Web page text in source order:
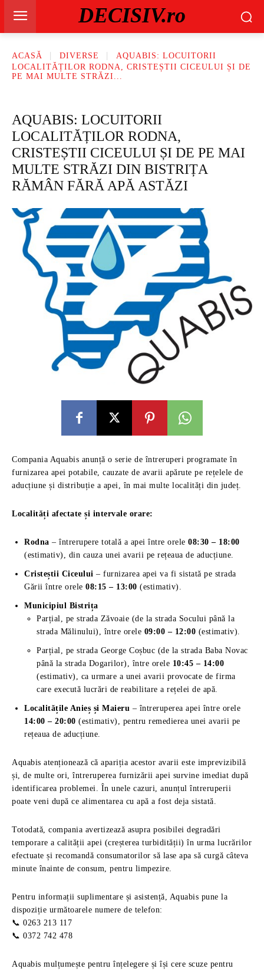
DECISIV.ro
ACASĂ DIVERSE
AQUABIS: LOCUITORII
LOCALITĂȚILOR RODNA, CRISTEȘTII CICEULUI ȘI DE
PE MAI MULTE STRĂZI...
AQUABIS: LOCUITORII
LOCALITĂȚILOR RODNA,
CRISTEȘTII CICEULUI ȘI DE PE MAI
MULTE STRĂZI DIN BISTRIȚA
RĂMÂN FĂRĂ APĂ ASTĂZI
Compania Aquabis anunță o serie de întreruperi programate în
furnizarea apei potabile, cauzate de avarii apărute pe rețelele de
aducțiune și distribuție a apei, în mai multe localități din județ.
Localități afectate și intervale orare:
Rodna – întrerupere totală a apei între orele 08:30 – 18:00
(estimativ), din cauza unei avarii pe rețeaua de aducțiune.
Cristeștii Ciceului – furnizarea apei va fi sistată pe strada
Gării între orele 08:15 – 13:00 (estimativ).
Municipiul Bistrița
Parțial, pe strada Zăvoaie (de la strada Socului până la
strada Mălinului), între orele 09:00 – 12:00 (estimativ).
Parțial, pe strada George Coșbuc (de la strada Baba Novac
până la strada Dogarilor), între orele 10:45 – 14:00
(estimativ), ca urmare a unei avarii provocate de firma
care execută lucrări de reabilitare a rețelei de apă.
Localitățile Anieș și Maieru – întreruperea apei între orele
14:00 – 20:00 (estimativ), pentru remedierea unei avarii pe
rețeaua de aducțiune.
Aquabis atenționează că apariția acestor avarii este imprevizibilă
și, de multe ori, întreruperea furnizării apei survine imediat după
identificarea problemei. În unele cazuri, anunțul întreruperii
poate veni după ce alimentarea cu apă a fost deja sistată.
Totodată, compania avertizează asupra posibilei degradări
temporare a calității apei (creșterea turbidității) în urma lucrărilor
efectuate și recomandă consumatorilor să lase apa să curgă câteva
minute înainte de consum, pentru limpezire.
Pentru informații suplimentare și asistență, Aquabis pune la
dispoziție următoarele numere de telefon:
📞 0263 213 117
📞 0372 742 478
Aquabis mulțumește pentru înțelegere și își cere scuze pentru